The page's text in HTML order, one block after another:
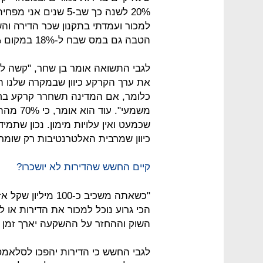
20% לשנה כך שב-5
הטבה גם במס שבח ל-18% במקום 25%".
לגבי התשואה אומר בן שחר, "קשה
כלומר, אם המדינה תשחרר קרקע
שכמעט ואין עלויות מימון. נכון
כיוון שמרבית האלטרנטיבות רק
קיים החשש שהדירות לא יושכרו?
"כשאתה משכיב
השוק וההחזר על ההשקעה יארך זמן
לגבי החשש כי הדירות יהפכו